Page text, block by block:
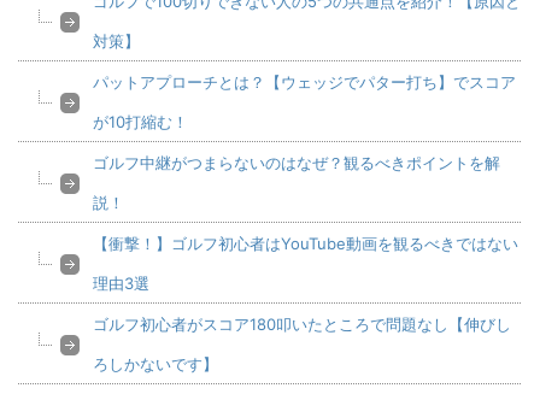
対策】
パットアプローチとは？【ウェッジでパター打ち】でスコア
が10打縮む！
ゴルフ中継がつまらないのはなぜ？観るべきポイントを解
説！
【衝撃！】ゴルフ初心者はYouTube動画を観るべきではない
理由3選
ゴルフ初心者がスコア180叩いたところで問題なし【伸びし
ろしかないです】